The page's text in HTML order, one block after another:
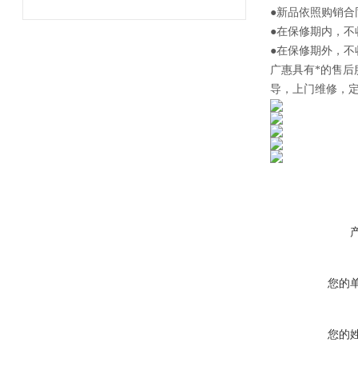
●新品依照购销
●在保修期内，
●在保修期外，
广惠具有*的售后
导，上门维修，
您的
您的